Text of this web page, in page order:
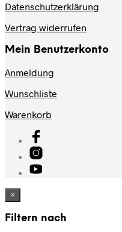
Datenschutzerklärung
Vertrag widerrufen
Mein Benutzerkonto
Anmeldung
Wunschliste
Warenkorb
×
Filtern nach